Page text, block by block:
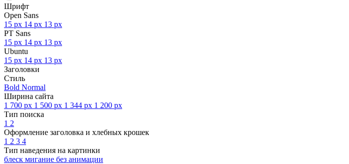
Шрифт
Open Sans
15 px 14 px 13 px
PT Sans
15 px 14 px 13 px
Ubuntu
15 px 14 px 13 px
Заголовки
Стиль
Bold Normal
Ширина сайта
1 700 px 1 500 px 1 344 px 1 200 px
Тип поиска
1 2
Оформление заголовка и хлебных крошек
1 2 3 4
Тип наведения на картинки
блеск мигание без анимации